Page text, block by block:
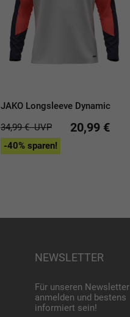
JAKO Longsleeve Dynamic
34,99 €UVP 20,99 €
-40% sparen!
NEWSLETTER
Für unseren Newsletter
anmelden und bestens
informiert sein!